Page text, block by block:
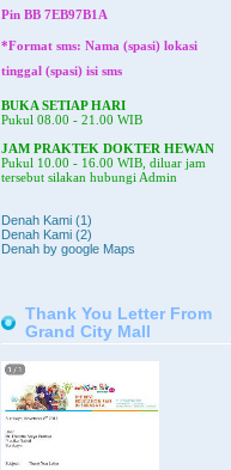
Pin BB 7EB97B1A
*Format sms: Nama (spasi) lokasi
tinggal (spasi) isi sms
BUKA SETIAP HARI
Pukul 08.00 - 21.00 WIB
JAM PRAKTEK DOKTER HEWAN
Pukul 10.00 - 16.00 WIB, diluar jam
tersebut silakan hubungi Admin
Denah Kami (1)
Denah Kami (2)
Denah by google Maps
Thank You Letter From
Grand City Mall